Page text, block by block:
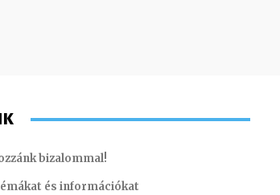
bizalommal!
és információkat